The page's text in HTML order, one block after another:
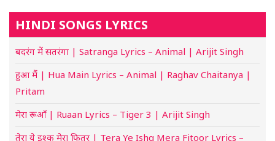
HINDI SONGS LYRICS
बदरंग में सतरंगा | Satranga Lyrics – Animal | Arijit Singh
हुआ मैं | Hua Main Lyrics – Animal | Raghav Chaitanya |
Pritam
मेरा रूआँ | Ruaan Lyrics – Tiger 3 | Arijit Singh
तेरा ये इश्क मेरा फितूर | Tera Ye Ishq Mera Fitoor Lyrics –